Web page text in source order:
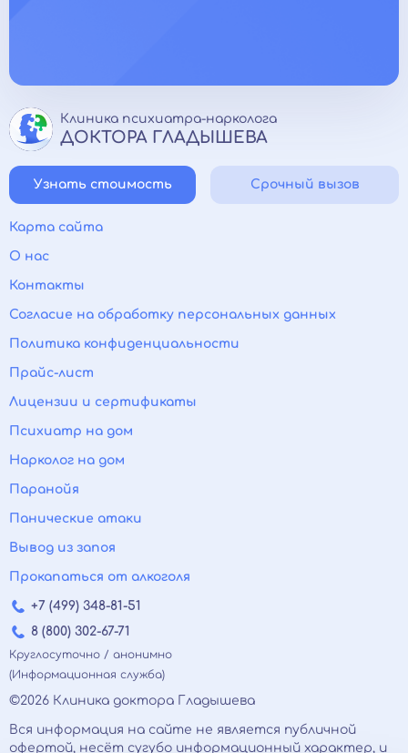
Клиника психиатра-нарколога
ДОКТОРА ГЛАДЫШЕВА
Узнать стоимость Срочный вызов
Карта сайта
О нас
Контакты
Согласие на обработку персональных данных
Политика конфиденциальности
Прайс-лист
Лицензии и сертификаты
Психиатр на дом
Нарколог на дом
Паранойя
Панические атаки
Вывод из запоя
Прокапаться от алкоголя
+7 (499) 348-81-51
8 (800) 302-67-71
Круглосуточно / анонимно
(Информационная служба)
©2026 Клиника доктора Гладышева
Вся информация на сайте не является публичной
офертой, несёт сугубо информационный характер, и